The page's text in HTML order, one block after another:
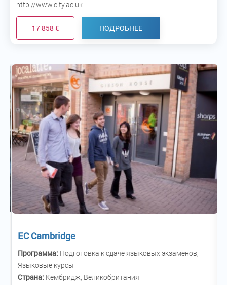
http://www.city.ac.uk
17 858 € ПОДРОБНЕЕ
EC Cambridge
Программа:Подготовка к сдаче языковых экзаменов,
Языковые курсы
Страна:Кембридж, Великобритания